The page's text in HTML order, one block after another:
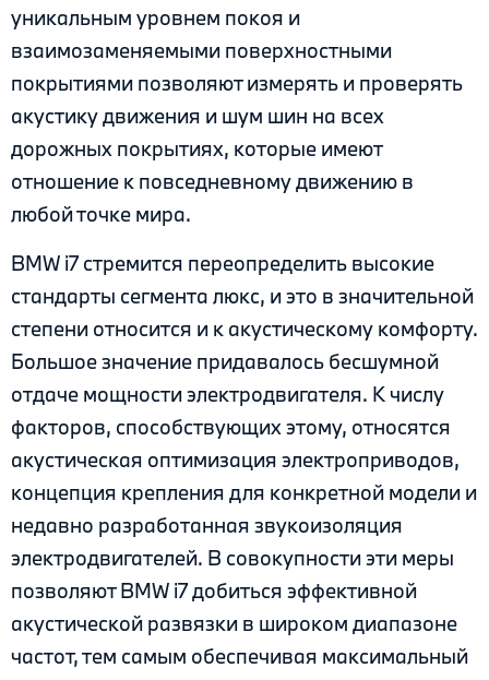
уникальным уровнем покоя и
взаимозаменяемыми поверхностными
покрытиями позволяют измерять и проверять
акустику движения и шум шин на всех
дорожных покрытиях, которые имеют
отношение к повседневному движению в
любой точке мира.
BMW i7 стремится переопределить высокие
стандарты сегмента люкс, и это в значительной
степени относится и к акустическому комфорту.
Большое значение придавалось бесшумной
отдаче мощности электродвигателя. К числу
факторов, способствующих этому, относятся
акустическая оптимизация электроприводов,
концепция крепления для конкретной модели и
недавно разработанная звукоизоляция
электродвигателей. В совокупности эти меры
позволяют BMW i7 добиться эффективной
акустической развязки в широком диапазоне
частот, тем самым обеспечивая максимальный